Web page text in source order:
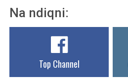
Na ndiqni:
Top Channel